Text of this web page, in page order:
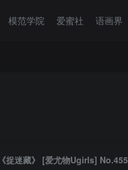
模范学院 爱蜜社 语画界
捉迷藏》 [爱尤物Ugirls] No.455